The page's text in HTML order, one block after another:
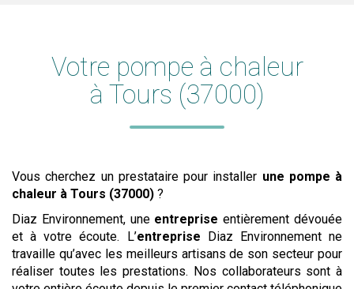
Votre pompe à chaleur
à Tours (37000)
Vous cherchez un prestataire pour installer une pompe à
chaleur à Tours (37000) ?
Diaz Environnement, une entreprise entièrement dévouée
et à votre écoute. L’entreprise Diaz Environnement ne
travaille qu’avec les meilleurs artisans de son secteur pour
réaliser toutes les prestations. Nos collaborateurs sont à